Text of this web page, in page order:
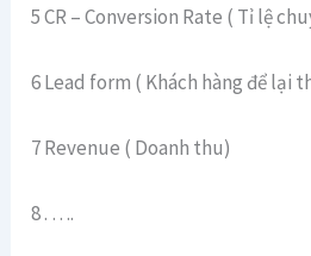
5 CR – Conversion Rate ( Tỉ lệ
6 Lead form ( Khách hàng để lại
7 Revenue ( Doanh thu)
8 . ….